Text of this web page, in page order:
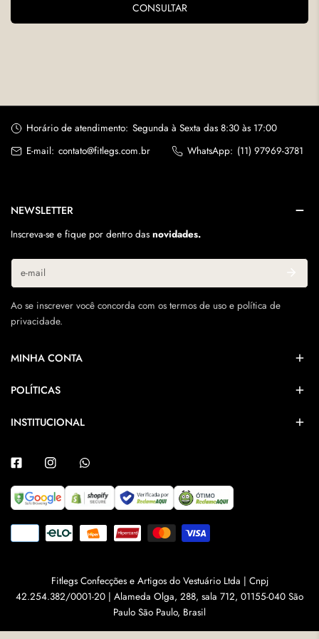
• Não torcer em máquina
Políticas de Troca e Devolução
CONSULTAR
Horário de atendimento: Segunda à Sexta das 8:30 às 17:00
E-mail: contato@fitlegs.com.br WhatsApp: (11) 97969-3781
NEWSLETTER
Inscreva-se e fique por dentro das novidades.
E-
mail
Ao se inscrever você concorda com os termos de uso e política de
privacidade.
MINHA CONTA
POLÍTICAS
INSTITUCIONAL
FacebookInstagram
Métodos
de
Fitlegs Confecções e Artigos do Vestuário Ltda | Cnpj
42.254.382/0001-20 | Alameda Olga, 288, sala 712, 01155-040 São
Paulo São Paulo, Brasil